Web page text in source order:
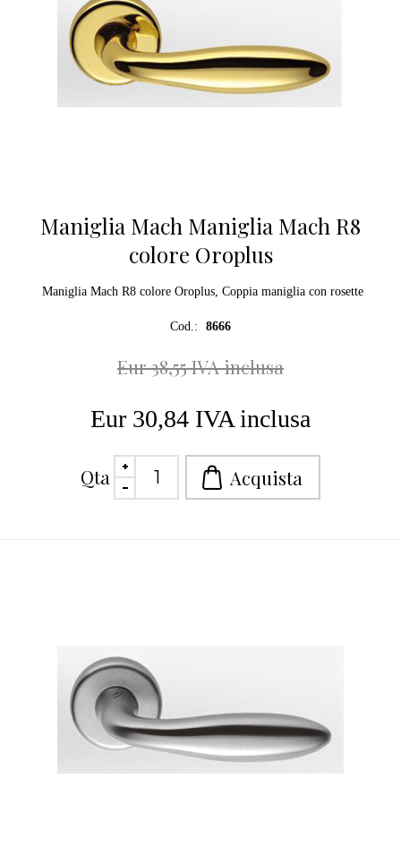
Maniglia Mach Maniglia Mach R8
colore Oroplus
Maniglia Mach R8 colore Oroplus, Coppia maniglia con rosette
Cod.: 8666
Eur 38,55 IVA inclusa
Eur 30,84 IVA inclusa
Qta